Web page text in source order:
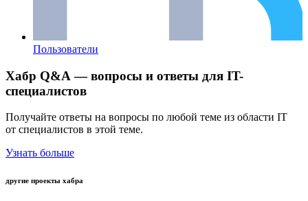
Пользователи
Хабр Q&A — вопросы и ответы для IT-
специалистов
Получайте ответы на вопросы по любой теме из области IT
от специалистов в этой теме.
Узнать больше
другие проекты хабра